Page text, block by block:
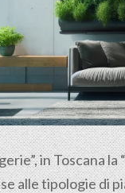
in Toscana
alle tipologie di